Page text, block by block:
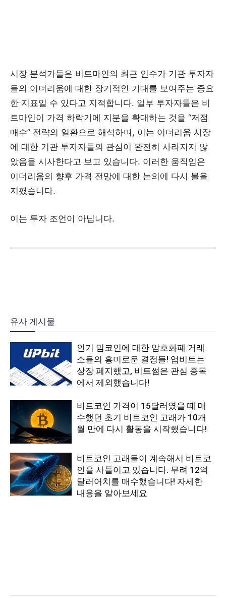
시장 분석가들은 비트마인의 최근 인수가 기관 투자자
들의 이더리움에 대한 장기적인 기대를 보여주는 중요
한 지표일 수 있다고 지적합니다. 일부 투자자들은 비
트마인이 가격 하락기에 지분을 확대하는 것을 “저점
매수” 전략의 일환으로 해석하며, 이는 이더리움 시장
에 대한 기관 투자자들의 관심이 완전히 사라지지 않
았음을 시사한다고 보고 있습니다. 이러한 움직임은
이더리움의 향후 가격 전망에 대한 논의에 다시 불을
지폈습니다.
이는 투자 조언이 아닙니다.
유사 게시물
인기 밈코인에 대한 암호화폐 거래
소들의 흥미로운 결정들! 업비트는
상장 폐지했고, 비트썸은 관심 종목
에서 제외했습니다!
비트코인 가격이 15달러였을 때 매
수했던 초기 비트코인 고래가 10개
월 만에 다시 활동을 시작했습니다!
비트코인 고래들이 계속해서 비트코
인을 사들이고 있습니다. 무려 12억
달러어치를 매수했습니다! 자세한
내용을 알아보세요